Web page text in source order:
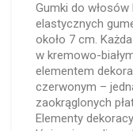
Gumki do
elastycznych
około 7 cm.
w kremowo-
elementem
czerwonym –
zaokrąglonych
Elementy